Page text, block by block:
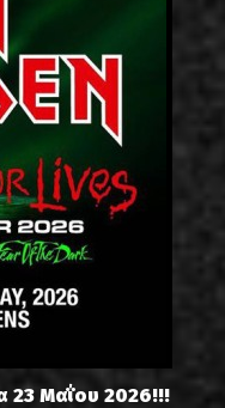
23 Μαΐου 2026!!!